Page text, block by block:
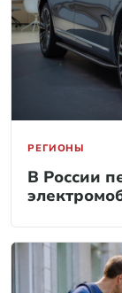
РЕГИОНЫ
В России